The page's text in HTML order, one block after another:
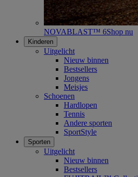
NOVABLAST™ 6Shop nu
Kinderen
Uitgelicht
Nieuw binnen
Bestsellers
Jongens
Meisjes
Schoenen
Hardlopen
Tennis
Andere sporten
SportStyle
Sporten
Uitgelicht
Nieuw binnen
Bestsellers